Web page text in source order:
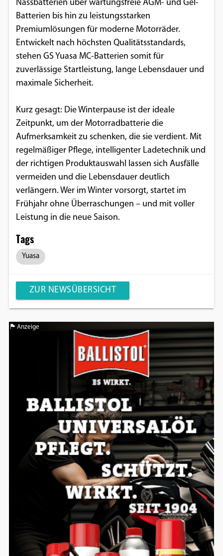
Nassbatterien über wartungsfreie AGM- und Gel-
Batterien bis hin zu leistungsstarken
Premiumlösungen für moderne Motorräder.
Entwickelt nach höchsten Qualitätsstandards,
stehen GS Yuasa MC-Batterien somit für
zuverlässige Startleistung, lange Lebensdauer und
maximale Sicherheit.
Kurz gesagt: Die Winterpause ist der ideale
Zeitpunkt, um der Motorradbatterie die
Aufmerksamkeit zu schenken, die sie verdient. Mit
regelmäßiger Pflege, intelligenter Ladetechnik und
der richtigen Produktauswahl lassen sich Ausfälle
vermeiden und die Lebensdauer deutlich
verlängern. Wer im Winter vorsorgt, startet im
Frühjahr ohne Überraschungen – und mit voller
Leistung in die neue Saison.
Tags
Yuasa
ZUR NEWSÜBERSICHT
Anzeige